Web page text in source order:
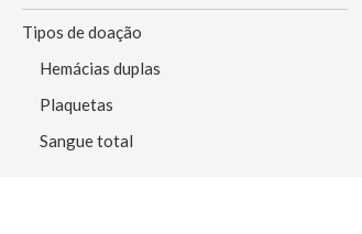
Tipos de doação
Hemácias duplas
Plaquetas
Sangue total